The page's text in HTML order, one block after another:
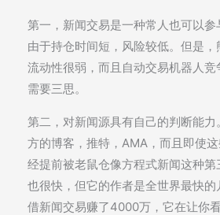
第一，新闻交易是一种常人也可以参
由于持仓时间短，风险较低。但是
流动性很弱，而且自动交易机器人
需要三思。
第二，对新闻源具有自己的判断能力
方的博客，推特，AMA，而且即使
经提前被老鼠仓像方程式新闻这种
也很快，但它的作者是全世界最快
借新闻交易赚了4000万，它在让你